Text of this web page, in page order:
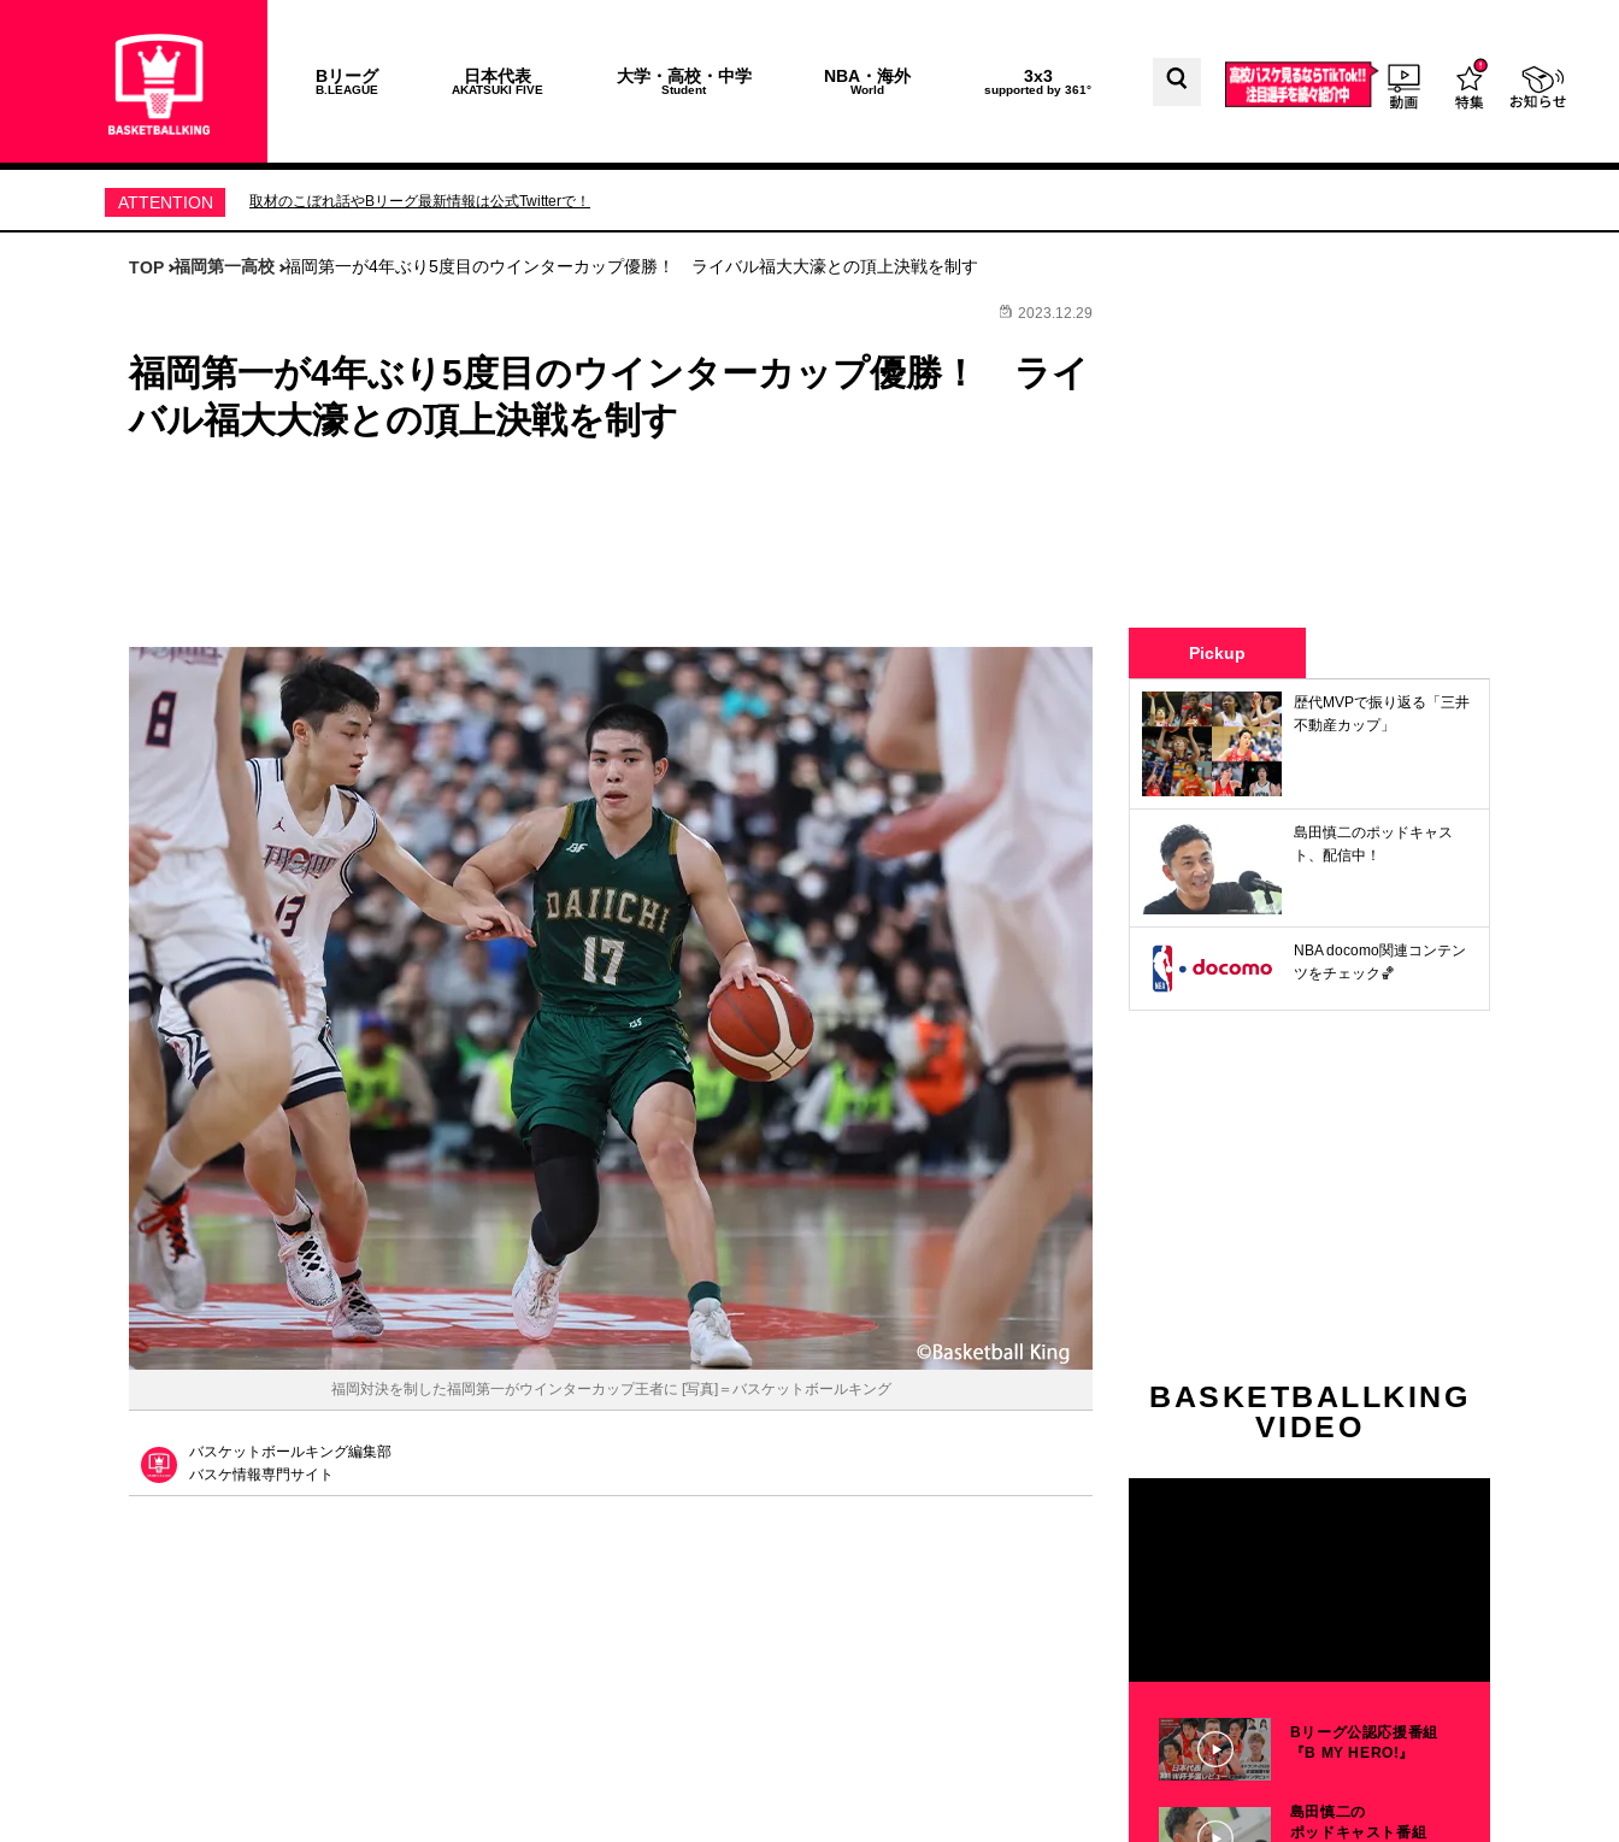
Bリーグ
B.LEAGUE
日本代表
AKATSUKI FIVE
大学・高校・中学
Student
NBA・海外
World
3x3
supported by 361°
ATTENTION 取材のこぼれ話やBリーグ最新情報は公式Twitterで！
TOP 福岡第一高校 福岡第一が4年ぶり5度目のウインターカップ優勝！ ライバル福大大濠との頂上決戦を制す
2023.12.29
福岡第一が4年ぶり5度目のウインターカップ優勝！ ライ
バル福大大濠との頂上決戦を制す
福岡対決を制した福岡第一がウインターカップ王者に [写真]＝バスケットボールキング
バスケットボールキング編集部
バスケ情報専門サイト
Pickup
歴代MVPで振り返る「三井
不動産カップ」
島田慎二のポッドキャス
ト、配信中！
NBA docomo関連コンテン
ツをチェック🏀
BASKETBALLKING
VIDEO
Bリーグ公認応援番組
『B MY HERO!』
島田慎二の
ポッドキャスト番組